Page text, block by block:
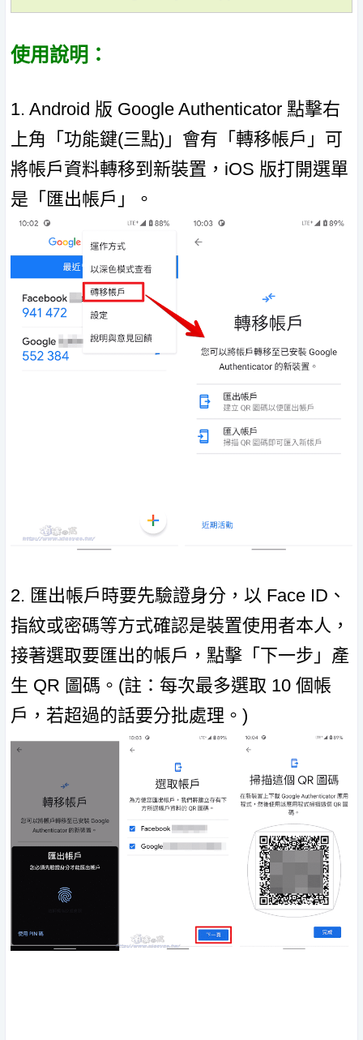
使用說明：
1. Android 版 Google Authenticator 點擊右
上角「功能鍵(三點)」會有「轉移帳戶」可
將帳戶資料轉移到新裝置，iOS 版打開選單
是「匯出帳戶」。
2. 匯出帳戶時要先驗證身分，以 Face ID、
指紋或密碼等方式確認是裝置使用者本人，
接著選取要匯出的帳戶，點擊「下一步」產
生 QR 圖碼。(註：每次最多選取 10 個帳
戶，若超過的話要分批處理。)